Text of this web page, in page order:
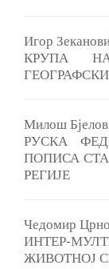
Игор
КРУПА
Милош
РУСКА
ПОПИСА
РЕГИЈЕ
Чедомир
ИНТЕР-
ЖИВОТНОЈ